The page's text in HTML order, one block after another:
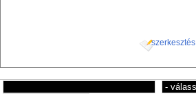
szerkesztés